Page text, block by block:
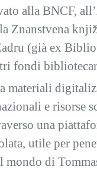
alla BNCF,
Znanstvena
(già ex
fondi
materiali
e risorse
una
utile per
mondo di